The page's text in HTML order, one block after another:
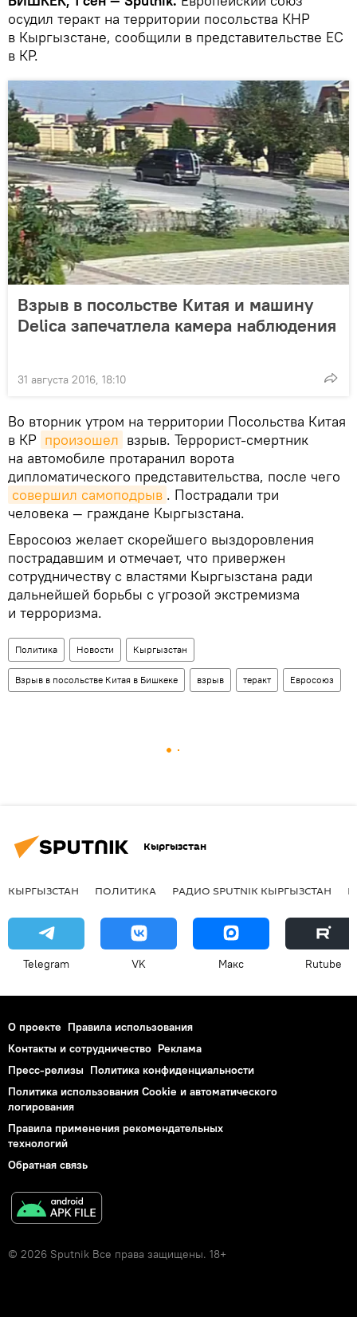
осудил теракт на территории посольства КНР
в Кыргызстане, сообщили в представительстве ЕС
в КР.
Взрыв в посольстве Китая и машину
Delica запечатлела камера наблюдения
31 августа 2016, 18:10
Во вторник утром на территории Посольства Китая
в КР произошел взрыв. Террорист-смертник
на автомобиле протаранил ворота
дипломатического представительства, после чего
совершил самоподрыв . Пострадали три
человека — граждане Кыргызстана.
Евросоюз желает скорейшего выздоровления
пострадавшим и отмечает, что привержен
сотрудничеству с властями Кыргызстана ради
дальнейшей борьбы с угрозой экстремизма
и терроризма.
Политика Новости Кыргызстан
Взрыв в посольстве Китая в Бишкеке взрыв теракт Евросоюз
Кыргызстан
КЫРГЫЗСТАН ПОЛИТИКА РАДИО SPUTNIK КЫРГЫЗСТАН
Telegram VK Макс Rutube
О проекте Правила использования
Контакты и сотрудничество Реклама
Пресс-релизы Политика конфиденциальности
Политика использования Cookie и автоматического
логирования
Правила применения рекомендательных
технологий
Обратная связь
© 2026 Sputnik Все права защищены. 18+